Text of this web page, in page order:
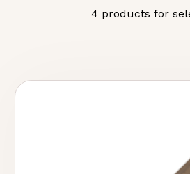
4 products for